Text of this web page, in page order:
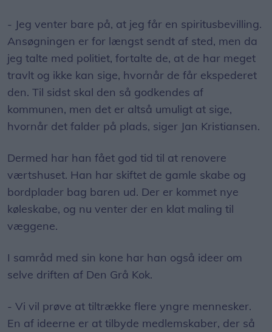
- Jeg venter bare på, at jeg får en spiritusbevilling.
Ansøgningen er for længst sendt af sted, men da
jeg talte med politiet, fortalte de, at de har meget
travlt og ikke kan sige, hvornår de får ekspederet
den. Til sidst skal den så godkendes af
kommunen, men det er altså umuligt at sige,
hvornår det falder på plads, siger Jan Kristiansen.
Dermed har han fået god tid til at renovere
værtshuset. Han har skiftet de gamle skabe og
bordplader bag baren ud. Der er kommet nye
køleskabe, og nu venter der en klat maling til
væggene.
I samråd med sin kone har han også ideer om
selve driften af Den Grå Kok.
- Vi vil prøve at tiltrække flere yngre mennesker.
En af ideerne er at tilbyde medlemskaber, der så